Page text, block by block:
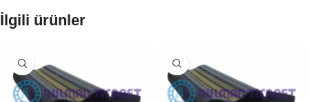
İlgili ürünler